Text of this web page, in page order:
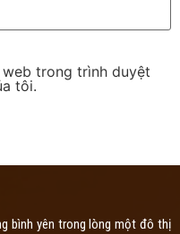
trong trình duyệt
tôi.
bình yên trong lòng một đô thị